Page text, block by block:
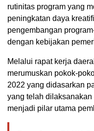
rutinitas program yang
peningkatan daya
pengembangan
dengan kebijakan
Melalui rapat kerja
merumuskan pokok-
2022 yang didasarkan
yang telah
menjadi pilar utama